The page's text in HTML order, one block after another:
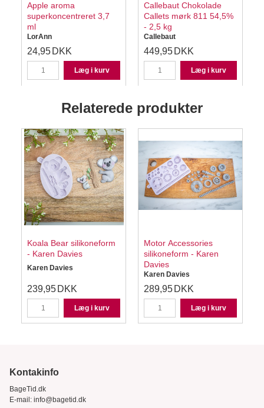
Apple aroma
superkoncentreret 3,7
ml
LorAnn
24,95 DKK
Læg i kurv
Callebaut Chokolade
Callets mørk 811 54,5%
- 2,5 kg
Callebaut
449,95 DKK
Læg i kurv
Relaterede produkter
Koala Bear silikoneform
- Karen Davies
Karen Davies
239,95 DKK
Læg i kurv
Motor Accessories
silikoneform - Karen
Davies
Karen Davies
289,95 DKK
Læg i kurv
Kontakinfo
BageTid.dk
E-mail: info@bagetid.dk